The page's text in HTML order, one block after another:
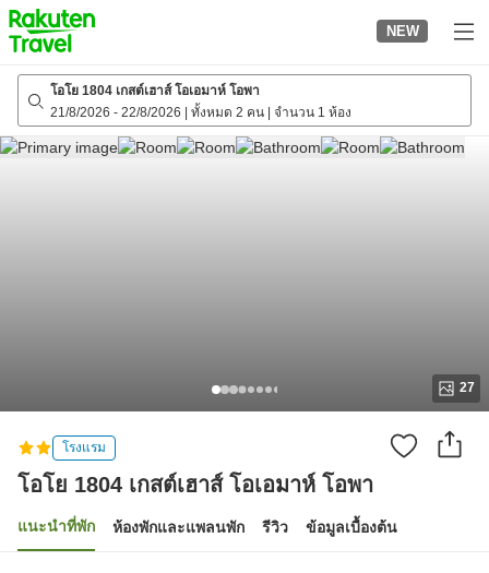
to
top
page
NEW
โอโย 1804 เกสต์เฮาส์ โอเอมาห์ โอพา
21/8/2026 - 22/8/2026 ทั้งหมด 2 คน จำนวน 1 ห้อง
27
โรงแรม
โอโย 1804 เกสต์เฮาส์ โอเอมาห์ โอพา
แนะนำที่พัก ห้องพักและแพลนพัก รีวิว ข้อมูลเบื้องต้น